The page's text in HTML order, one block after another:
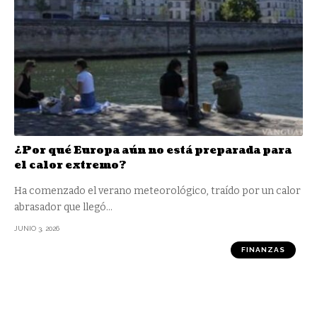
¿Por qué Europa aún no está preparada para
el calor extremo?
Ha comenzado el verano meteorológico, traído por un calor
abrasador que llegó…
JUNIO 3, 2026
FINANZAS